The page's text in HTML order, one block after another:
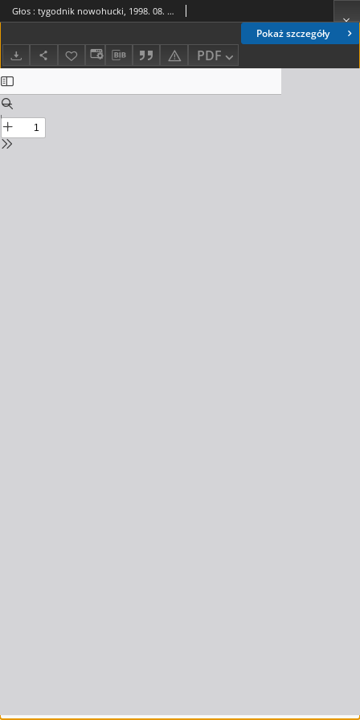
Pokaż szczegóły
PDF
Głos : tygodnik nowohucki, 1998. 08. 28, nr 35